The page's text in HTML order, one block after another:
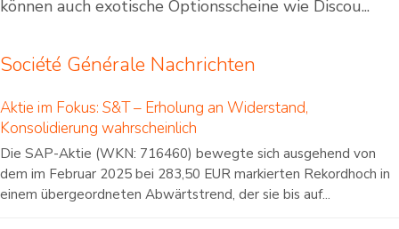
können auch exotische Optionsscheine wie Discou...
Société Générale Nachrichten
Aktie im Fokus: S&T – Erholung an Widerstand,
Konsolidierung wahrscheinlich
Die SAP-Aktie (WKN: 716460) bewegte sich ausgehend von
dem im Februar 2025 bei 283,50 EUR markierten Rekordhoch in
einem übergeordneten Abwärtstrend, der sie bis auf...